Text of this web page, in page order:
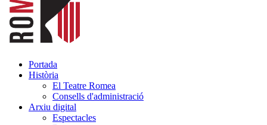
Portada
Història
El Teatre Romea
Consells d'administració
Arxiu digital
Espectacles